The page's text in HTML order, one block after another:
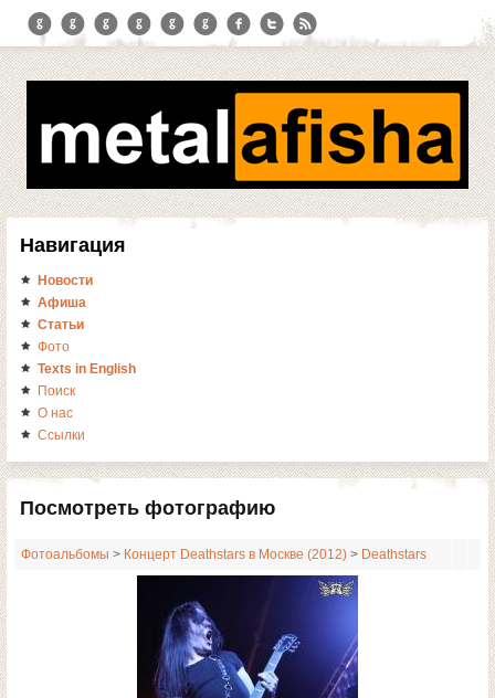
Навигация
Новости
Афиша
Статьи
Фото
Texts in English
Поиск
О нас
Ссылки
Посмотреть фотографию
Фотоальбомы > Концерт Deathstars в Москве (2012) > Deathstars